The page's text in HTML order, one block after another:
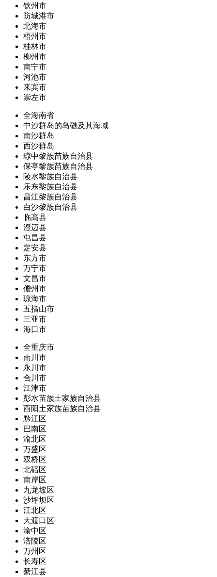
钦州市
防城港市
北海市
梧州市
桂林市
柳州市
南宁市
河池市
来宾市
崇左市
全海南省
中沙群岛的岛礁及其海域
南沙群岛
西沙群岛
琼中黎族苗族自治县
保亭黎族苗族自治县
陵水黎族自治县
乐东黎族自治县
昌江黎族自治县
白沙黎族自治县
临高县
澄迈县
屯昌县
定安县
东方市
万宁市
文昌市
儋州市
琼海市
五指山市
三亚市
海口市
全重庆市
南川市
永川市
合川市
江津市
彭水苗族土家族自治县
酉阳土家族苗族自治县
黔江区
巴南区
渝北区
万盛区
双桥区
北碚区
南岸区
九龙坡区
沙坪坝区
江北区
大渡口区
渝中区
涪陵区
万州区
长寿区
綦江县